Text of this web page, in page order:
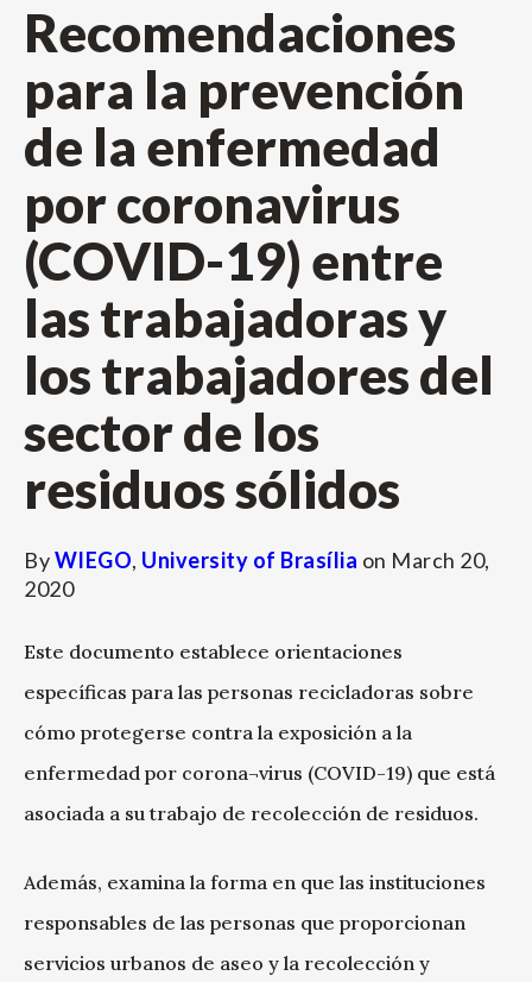
Recomendaciones
para la prevención
de la enfermedad
por coronavirus
(COVID-19) entre
las trabajadoras y
los trabajadores del
sector de los
residuos sólidos
ByWIEGO, University of Brasília on March 20,
2020
Este documento establece orientaciones
específicas para las personas recicladoras sobre
cómo protegerse contra la exposición a la
enfermedad por corona¬virus (COVID-19) que está
asociada a su trabajo de recolección de residuos.
Además, examina la forma en que las instituciones
responsables de las personas que proporcionan
servicios urbanos de aseo y la recolección y